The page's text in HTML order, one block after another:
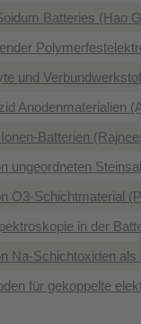
Batteries (Hao
und
Anodenmaterialien
Batterien
ungeordneten
O3-Schichtmaterial
in der
Na-Schichtoxiden
für gekoppelte